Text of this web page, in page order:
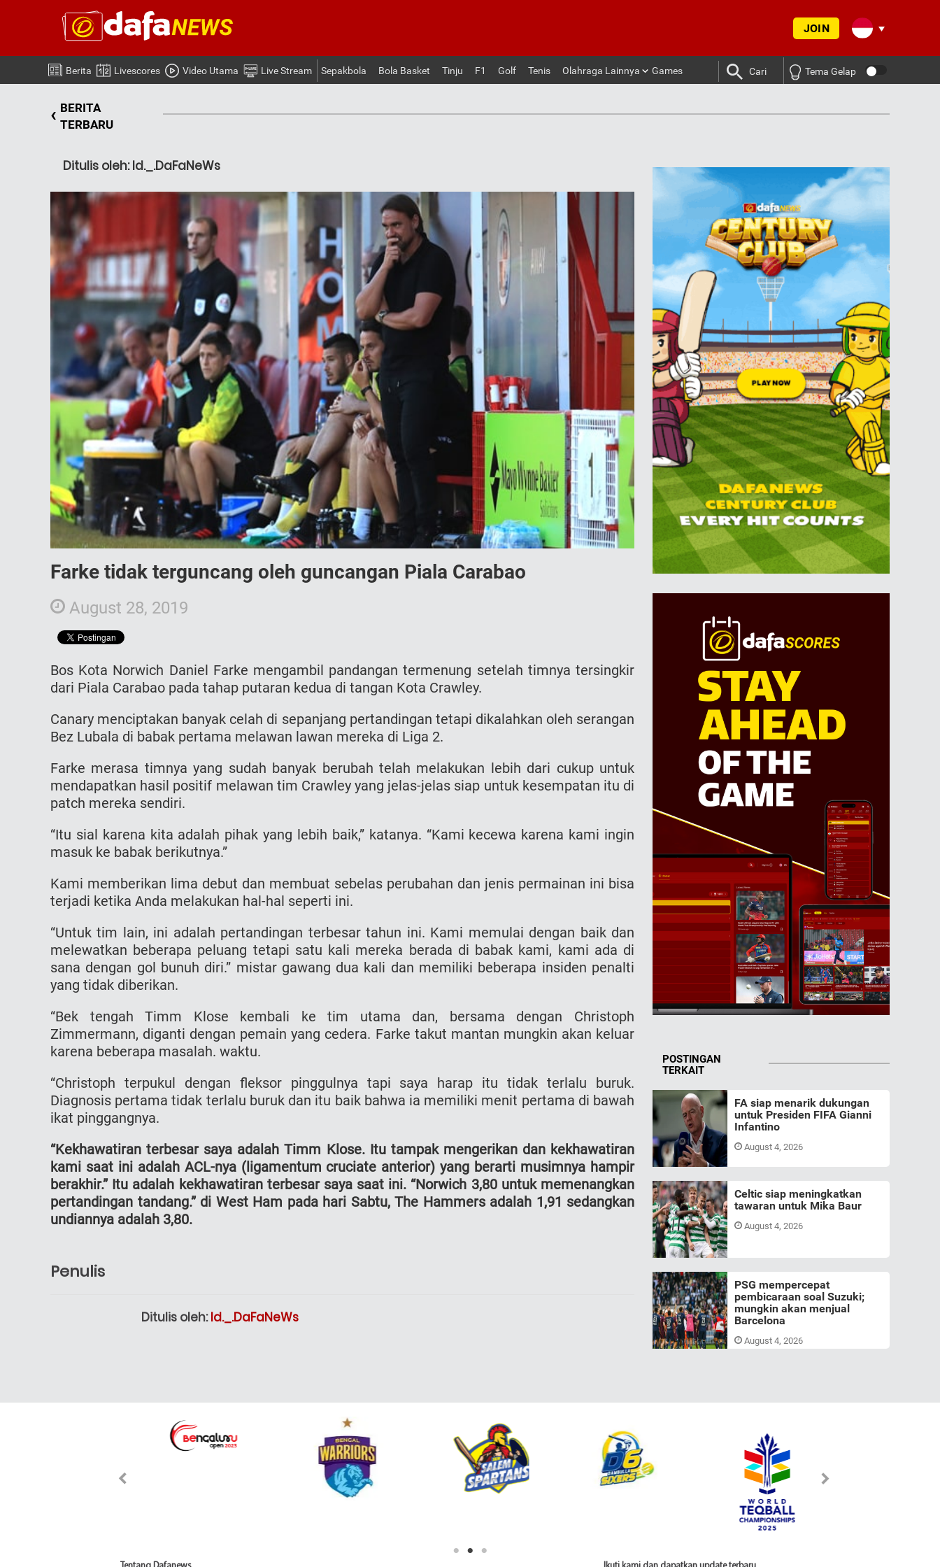
JOIN
Berita Livescores Video Utama Live Stream Sepakbola Bola Basket Tinju F1 Golf Tenis Olahraga Lainnya Games Cari Tema Gelap
‹ BERITA
TERBARU
Ditulis oleh: Id._.DaFaNeWs
Farke tidak terguncang oleh guncangan Piala Carabao
August 28, 2019
Bos Kota Norwich Daniel Farke mengambil pandangan termenung setelah timnya tersingkir
dari Piala Carabao pada tahap putaran kedua di tangan Kota Crawley.
Canary menciptakan banyak celah di sepanjang pertandingan tetapi dikalahkan oleh serangan
Bez Lubala di babak pertama melawan lawan mereka di Liga 2.
Farke merasa timnya yang sudah banyak berubah telah melakukan lebih dari cukup untuk
mendapatkan hasil positif melawan tim Crawley yang jelas-jelas siap untuk kesempatan itu di
patch mereka sendiri.
“Itu sial karena kita adalah pihak yang lebih baik,” katanya. “Kami kecewa karena kami ingin
masuk ke babak berikutnya.”
Kami memberikan lima debut dan membuat sebelas perubahan dan jenis permainan ini bisa
terjadi ketika Anda melakukan hal-hal seperti ini.
“Untuk tim lain, ini adalah pertandingan terbesar tahun ini. Kami memulai dengan baik dan
melewatkan beberapa peluang tetapi satu kali mereka berada di babak kami, kami ada di
sana dengan gol bunuh diri.” mistar gawang dua kali dan memiliki beberapa insiden penalti
yang tidak diberikan.
“Bek tengah Timm Klose kembali ke tim utama dan, bersama dengan Christoph
Zimmermann, diganti dengan pemain yang cedera. Farke takut mantan mungkin akan keluar
karena beberapa masalah. waktu.
“Christoph terpukul dengan fleksor pinggulnya tapi saya harap itu tidak terlalu buruk.
Diagnosis pertama tidak terlalu buruk dan itu baik bahwa ia memiliki menit pertama di bawah
ikat pinggangnya.
“Kekhawatiran terbesar saya adalah Timm Klose. Itu tampak mengerikan dan kekhawatiran
kami saat ini adalah ACL-nya (ligamentum cruciate anterior) yang berarti musimnya hampir
berakhir.” Itu adalah kekhawatiran terbesar saya saat ini. “Norwich 3,80 untuk memenangkan
pertandingan tandang.” di West Ham pada hari Sabtu, The Hammers adalah 1,91 sedangkan
undiannya adalah 3,80.
Penulis
Ditulis oleh:Id._.DaFaNeWs
POSTINGAN
TERKAIT
FA siap menarik dukungan
untuk Presiden FIFA Gianni
Infantino
August 4, 2026
Celtic siap meningkatkan
tawaran untuk Mika Baur
August 4, 2026
PSG mempercepat
pembicaraan soal Suzuki;
mungkin akan menjual
Barcelona
August 4, 2026